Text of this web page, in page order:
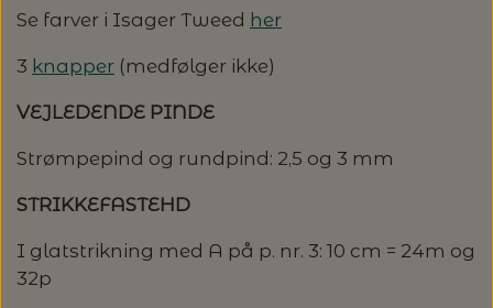
PÅ ALLE KITS
JULEBRODERIER
BALDYRE: UDVALGTE BRODERIER - SPAR
RAUMA GARN
SOMMERGARN
PETITEKNIT
SUSIE HAUMANN
OPSKRIFTHOLDER FRA KNITPRO -
SAKSE
STRIKKE- OG SYNÅLE
Se farver i Isager Tweed her
3 knapper (medfølger ikke)
VEJLEDENDE PINDE
Strømpepind og rundpind: 2,5 og 3 mm
STRIKKEFASTEHD
I glatstrikning med A på p. nr. 3: 10 cm = 24m og
32p